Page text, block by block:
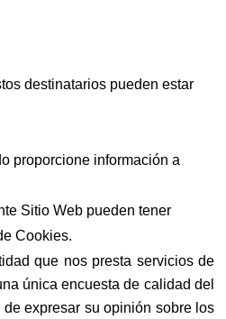
destinatarios pueden estar
proporcione información a
Sitio Web pueden tener
Cookies.
que nos presta servicios de
única encuesta de calidad del
expresar su opinión sobre los